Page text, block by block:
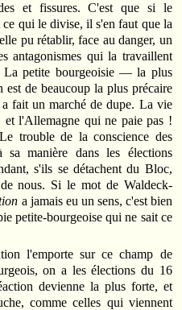
et fissures. C'est que si le
qui le divise, il s'en faut que la
pu rétablir, face au danger, un
antagonismes qui la travaillent
La petite bourgeoisie — la plus
de beaucoup la plus précaire
fait un marché de dupe. La vie
et l'Allemagne qui ne paie pas !
trouble de la conscience des
sa manière dans les élections
s'ils se détachent du Bloc,
nous. Si le mot de Waldeck-
a jamais eu un sens, c'est bien
petite-bourgeoise qui ne sait ce
l'emporte sur ce champ de
on a les élections du 16
devienne la plus forte, et
comme celles qui viennent